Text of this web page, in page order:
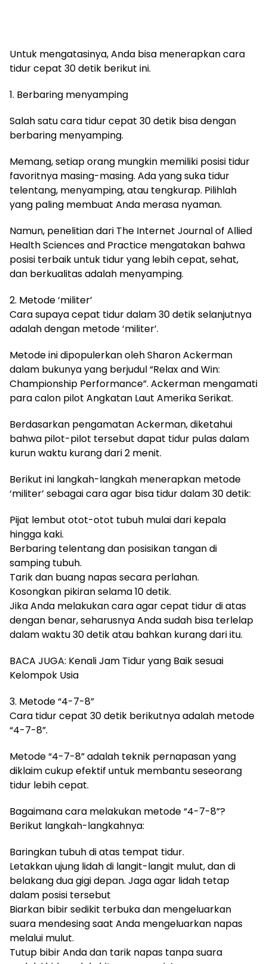
Untuk mengatasinya, Anda bisa menerapkan cara
tidur cepat 30 detik berikut ini.
1. Berbaring menyamping
Salah satu cara tidur cepat 30 detik bisa dengan
berbaring menyamping.
Memang, setiap orang mungkin memiliki posisi tidur
favoritnya masing-masing. Ada yang suka tidur
telentang, menyamping, atau tengkurap. Pilihlah
yang paling membuat Anda merasa nyaman.
Namun, penelitian dari The Internet Journal of Allied
Health Sciences and Practice mengatakan bahwa
posisi terbaik untuk tidur yang lebih cepat, sehat,
dan berkualitas adalah menyamping.
2. Metode ‘militer’
Cara supaya cepat tidur dalam 30 detik selanjutnya
adalah dengan metode ‘militer’.
Metode ini dipopulerkan oleh Sharon Ackerman
dalam bukunya yang berjudul “Relax and Win:
Championship Performance”. Ackerman mengamati
para calon pilot Angkatan Laut Amerika Serikat.
Berdasarkan pengamatan Ackerman, diketahui
bahwa pilot-pilot tersebut dapat tidur pulas dalam
kurun waktu kurang dari 2 menit.
Berikut ini langkah-langkah menerapkan metode
‘militer’ sebagai cara agar bisa tidur dalam 30 detik:
Pijat lembut otot-otot tubuh mulai dari kepala
hingga kaki.
Berbaring telentang dan posisikan tangan di
samping tubuh.
Tarik dan buang napas secara perlahan.
Kosongkan pikiran selama 10 detik.
Jika Anda melakukan cara agar cepat tidur di atas
dengan benar, seharusnya Anda sudah bisa terlelap
dalam waktu 30 detik atau bahkan kurang dari itu.
BACA JUGA: Kenali Jam Tidur yang Baik sesuai
Kelompok Usia
3. Metode “4-7-8”
Cara tidur cepat 30 detik berikutnya adalah metode
“4-7-8”.
Metode “4-7-8” adalah teknik pernapasan yang
diklaim cukup efektif untuk membantu seseorang
tidur lebih cepat.
Bagaimana cara melakukan metode “4-7-8”?
Berikut langkah-langkahnya:
Baringkan tubuh di atas tempat tidur.
Letakkan ujung lidah di langit-langit mulut, dan di
belakang dua gigi depan. Jaga agar lidah tetap
dalam posisi tersebut
Biarkan bibir sedikit terbuka dan mengeluarkan
suara mendesing saat Anda mengeluarkan napas
melalui mulut.
Tutup bibir Anda dan tarik napas tanpa suara